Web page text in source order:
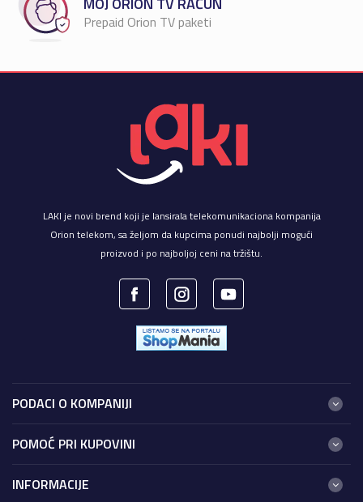
Prepaid Orion TV paketi
LAKI je novi brend koji je lansirala telekomunikaciona kompanija
Orion telekom, sa željom da kupcima ponudi najbolji mogući
proizvod i po najboljoj ceni na tržištu.
PODACI O KOMPANIJI
ORION TELEKOM DOO
Naselje Zemun polje, Mala pruga br. 8
PIB: 100066385
POMOĆ PRI KUPOVINI
INFORMACIJE